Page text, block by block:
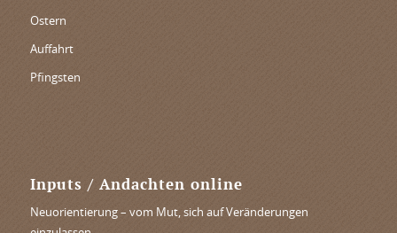
Ostern
Auffahrt
Pfingsten
Inputs / Andachten online
Neuorientierung – vom Mut, sich auf Veränderungen